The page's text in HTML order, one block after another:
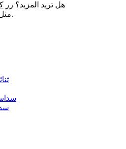
هل تريد المزيد؟ زر
.